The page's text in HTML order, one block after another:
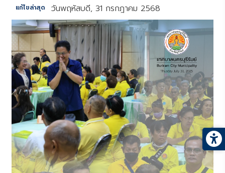
แก้ไขล่าสุด วันพฤหัสบดี, 31 กรกฎาคม 2568